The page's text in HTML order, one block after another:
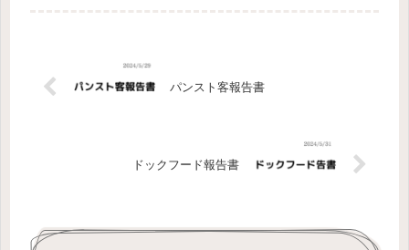
パンスト客報告書
ドックフード報告書